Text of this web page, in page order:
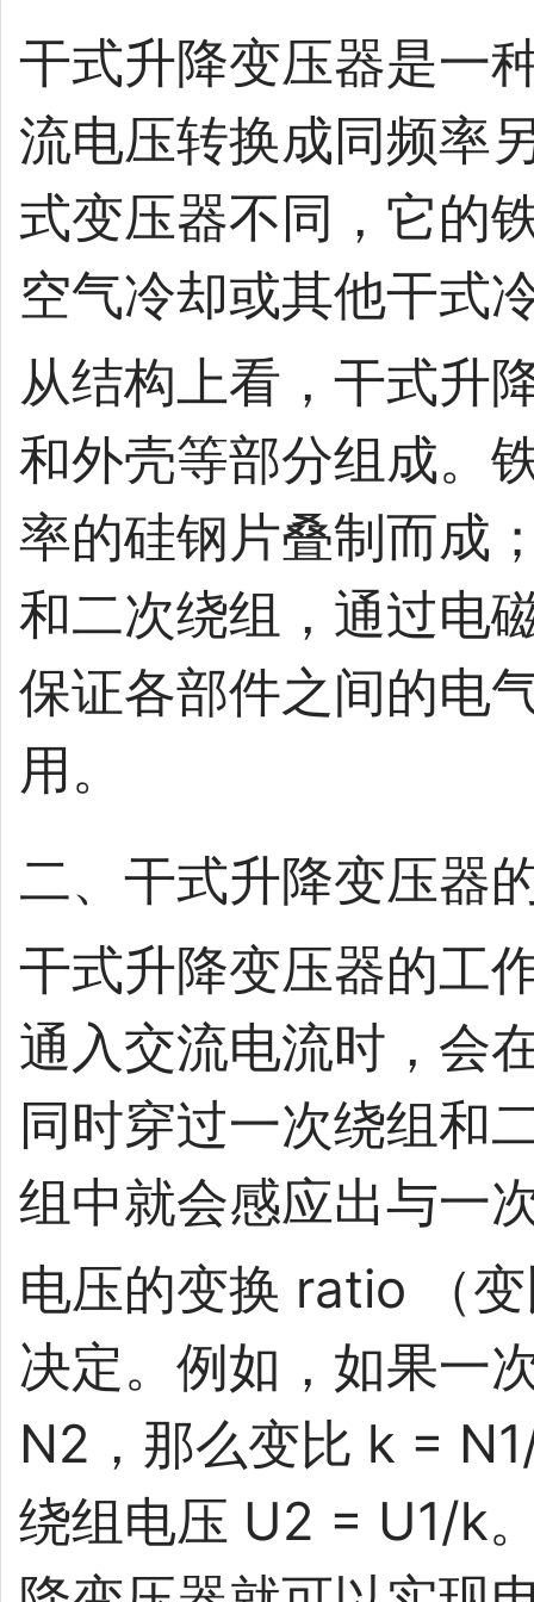
干式升降变压器是一
流电压转换成同频率
式变压器不同，它的
空气冷却或其他干式
从结构上看，干式升
和外壳等部分组成。
率的硅钢片叠制而成
和二次绕组，通过电
保证各部件之间的电
用。
二、干式升降变压器
干式升降变压器的工
通入交流电流时，会
同时穿过一次绕组和
组中就会感应出与一
电压的变换 ratio （
决定。例如，如果一
N2，那么变比 k =
绕组电压 U2 = U1/k